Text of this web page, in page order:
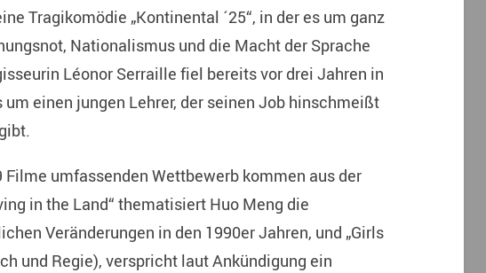
Tragikomödie „Kontinental ´25“, in der es um ganz
Nationalismus und die Macht der Sprache
Léonor Serraille fiel bereits vor drei Jahren in
um einen jungen Lehrer, der seinen Job hinschmeißt
umfassenden Wettbewerb kommen aus der
in the Land“ thematisiert Huo Meng die
Veränderungen in den 1990er Jahren, und „Girls
und Regie), verspricht laut Ankündigung ein